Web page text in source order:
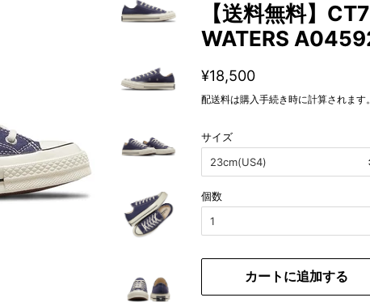
【送料無料】
WATERS
通
価
¥18,500
価
配送料は購入手続き時に計算されます
サイズ
個数
カートに追加する